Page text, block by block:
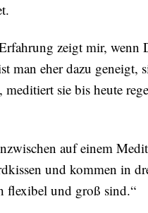
zeigt mir,
man eher dazu
sie bis heute
auf einem
und kommen in
flexibel und groß sind.“